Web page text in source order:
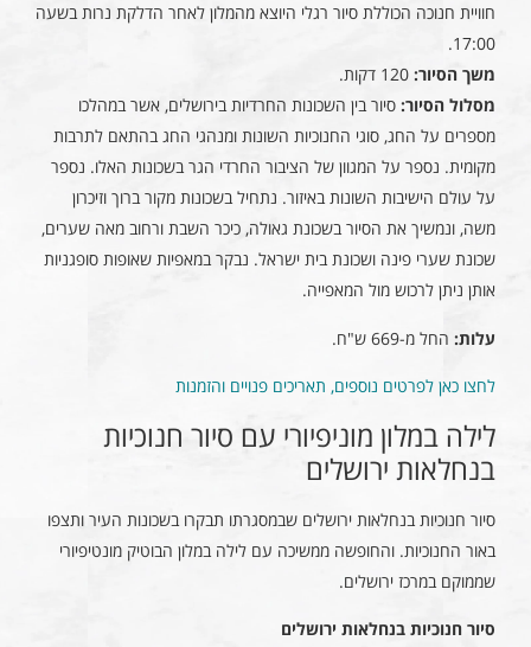
חוויית חנוכה הכוללת סיור רגלי היוצא מהמלון לאחר הדלקת נרות בשעה
17:00.
משך הסיור: 120 דקות.
מסלול הסיור: סיור בין השכונות החרדיות בירושלים, אשר במהלכו
מספרים על החג, סוגי החנוכיות השונות ומנהגי החג בהתאם לתרבות
מקומית. נספר על המגוון של הציבור החרדי הגר בשכונות האלו. נספר
על עולם הישיבות השונות באיזור. נתחיל בשכונות מקור ברוך וזיכרון
משה, ונמשיך את הסיור בשכונת גאולה, כיכר השבת ורחוב מאה שערים,
שכונת שערי פינה ושכונת בית ישראל. נבקר במאפיות שאופות סופגניות
אותן ניתן לרכוש מול המאפייה.
עלות: החל מ-669 ש"ח.
לחצו כאן לפרטים נוספים, תאריכים פנויים והזמנות
לילה במלון מוניפיורי עם סיור חנוכיות
בנחלאות ירושלים
סיור חנוכיות בנחלאות ירושלים שבמסגרתו תבקרו בשכונות העיר ותצפו
באור החנוכיות. והחופשה ממשיכה עם לילה במלון הבוטיק מונטיפיורי
שממוקם במרכז ירושלים.
סיור חנוכיות בנחלאות ירושלים